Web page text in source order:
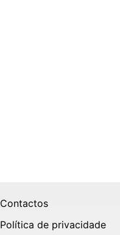
Contactos
Política de privacidade